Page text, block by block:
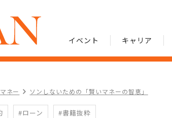
イベント キャリア
マネー ソンしないための「賢いマネーの智恵」
#ローン #書籍抜粋